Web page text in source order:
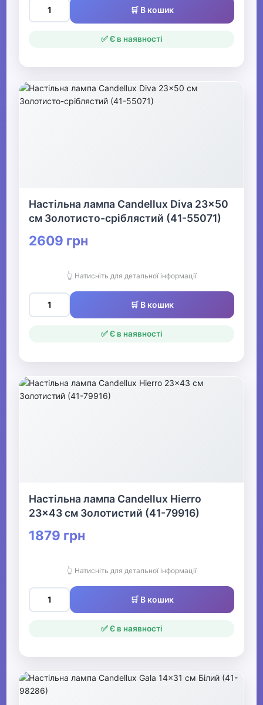
🛒 В кошик
✅ Є в наявності
Настільна лампа Candellux Diva 23x50
см Золотисто-сріблястий (41-55071)
2609 грн
👆 Натисніть для детальної інформації
🛒 В кошик
✅ Є в наявності
Настільна лампа Candellux Hierro
23x43 см Золотистий (41-79916)
1879 грн
👆 Натисніть для детальної інформації
🛒 В кошик
✅ Є в наявності